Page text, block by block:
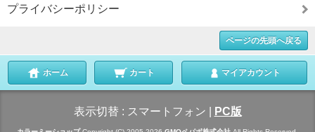
プライバシーポリシー
ページの先頭へ戻る
ホーム カート マイアカウント
表示切替 : スマートフォン PC版